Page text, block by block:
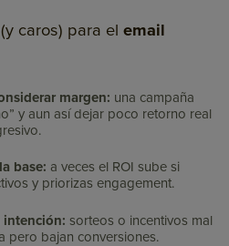
caros) para elemail
margen: una campaña
y aun así dejar poco retorno real
base: a veces el ROI sube si
y priorizas engagement.
intención: sorteos o incentivos mal
pero bajan conversiones.